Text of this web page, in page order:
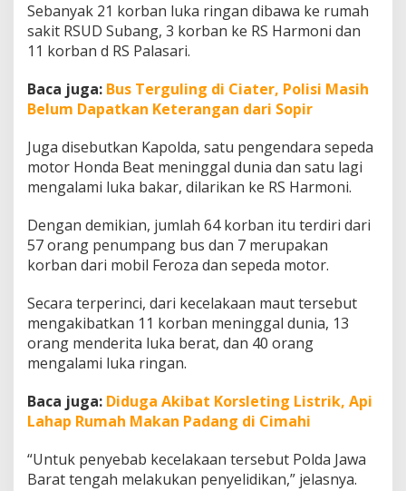
t
Sebanyak 21 korban luka ringan dibawa ke rumah
sakit RSUD Subang, 3 korban ke RS Harmoni dan
11 korban d RS Palasari.
Baca juga: Bus Terguling di Ciater, Polisi Masih
Belum Dapatkan Keterangan dari Sopir
Juga disebutkan Kapolda, satu pengendara sepeda
motor Honda Beat meninggal dunia dan satu lagi
mengalami luka bakar, dilarikan ke RS Harmoni.
Dengan demikian, jumlah 64 korban itu terdiri dari
57 orang penumpang bus dan 7 merupakan
korban dari mobil Feroza dan sepeda motor.
Secara terperinci, dari kecelakaan maut tersebut
mengakibatkan 11 korban meninggal dunia, 13
orang menderita luka berat, dan 40 orang
mengalami luka ringan.
Baca juga: Diduga Akibat Korsleting Listrik, Api
Lahap Rumah Makan Padang di Cimahi
“Untuk penyebab kecelakaan tersebut Polda Jawa
Barat tengah melakukan penyelidikan,” jelasnya.